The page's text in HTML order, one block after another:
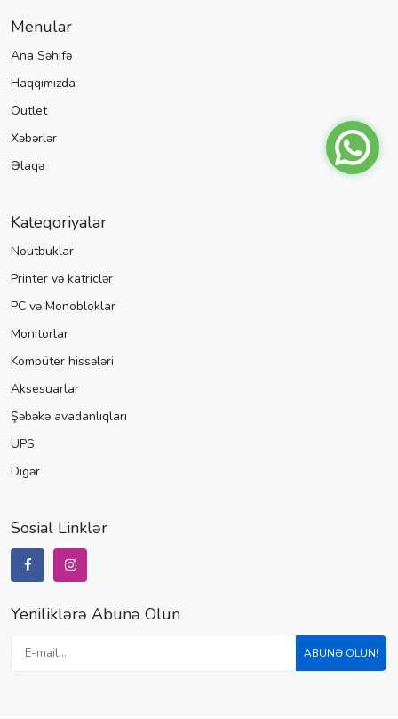
Menular
Ana Səhifə
Haqqımızda
Outlet
Xəbərlər
Əlaqə
Kateqoriyalar
Noutbuklar
Printer və katriclər
PC və Monobloklar
Monitorlar
Kompüter hissələri
Aksesuarlar
Şəbəkə avadanlıqları
UPS
Digər
Sosial Linklər
Yeniliklərə Abunə Olun
ABUNƏ OLUN!